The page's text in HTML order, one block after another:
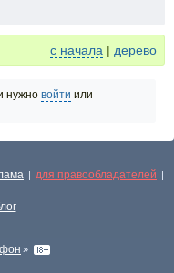
с начала | дерево
нужно войти или
| для правообладателей |
»